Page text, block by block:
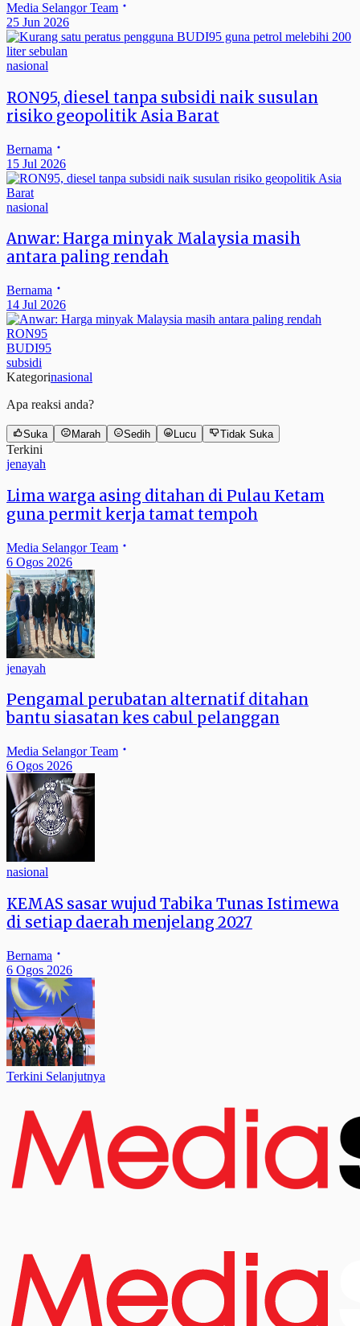
Media Selangor Team
25 Jun 2026
nasional
RON95, diesel tanpa subsidi naik susulan
risiko geopolitik Asia Barat
Bernama
15 Jul 2026
nasional
Anwar: Harga minyak Malaysia masih
antara paling rendah
Bernama
14 Jul 2026
RON95
BUDI95
subsidi
Kategorinasional
Apa reaksi anda?
Suka Marah Sedih Lucu Tidak Suka
Terkini
jenayah
Lima warga asing ditahan di Pulau Ketam
guna permit kerja tamat tempoh
Media Selangor Team
6 Ogos 2026
jenayah
Pengamal perubatan alternatif ditahan
bantu siasatan kes cabul pelanggan
Media Selangor Team
6 Ogos 2026
nasional
KEMAS sasar wujud Tabika Tunas Istimewa
di setiap daerah menjelang 2027
Bernama
6 Ogos 2026
Terkini Selanjutnya